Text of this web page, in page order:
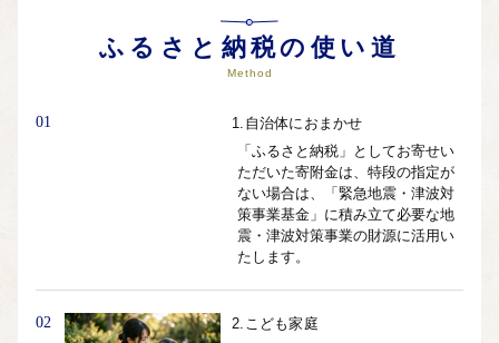
ふるさと納税の使い道
Method
01
1.自治体におまかせ
「ふるさと納税」としてお寄せい
ただいた寄附金は、特段の指定が
ない場合は、「緊急地震・津波対
策事業基金」に積み立て必要な地
震・津波対策事業の財源に活用い
たします。
02
2.こども家庭